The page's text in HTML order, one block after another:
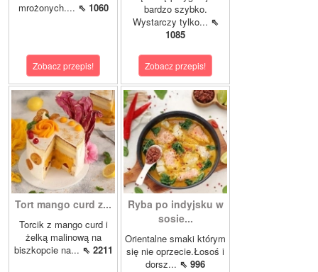
mrożonych.... ⇖ 1060
Zobacz przepis!
bardzo szybko.
Wystarczy tylko... ⇖
1085
Zobacz przepis!
Tort mango curd z...
Torcik z mango curd i
żelką malinową na
biszkopcie na... ⇖ 2211
Ryba po indyjsku w
sosie...
Orientalne smaki którym
się nie oprzecie.Łosoś i
dorsz... ⇖ 996